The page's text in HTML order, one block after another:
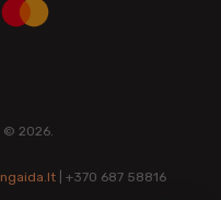
© 2026.
| +370 687 58816